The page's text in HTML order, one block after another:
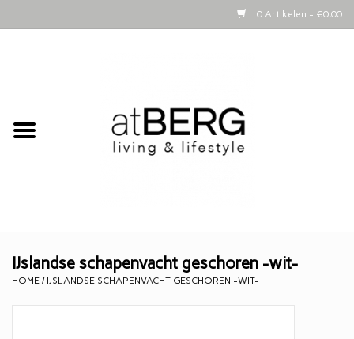
0 Artikelen - €0,00
Bijzettafeltjes
Kaarsen
IJslandse schapenvacht geschoren -wit-
HOME / IJSLANDSE SCHAPENVACHT GESCHOREN -WIT-